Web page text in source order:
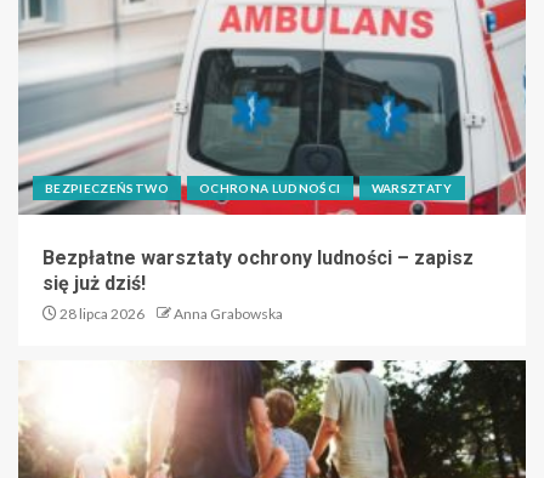
BEZPIECZEŃSTWO OCHRONA LUDNOŚCI WARSZTATY
Bezpłatne warsztaty ochrony ludności – zapisz
się już dziś!
28 lipca 2026 Anna Grabowska